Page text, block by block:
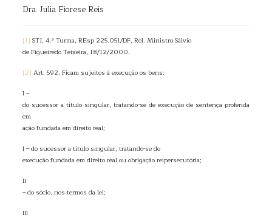
Dra. Julia Fiorese Reis
[1] STJ, 4.ª Turma, REsp 225.051/DF, Rel. Ministro Sálvio
de Figueiredo Teixeira, 18/12/2000.
[2] Art. 592. Ficam sujeitos à execução os bens:
I –
do sucessor a título singular, tratando-se de execução de sentença proferida
em
ação fundada em direito real;
I – do sucessor a título singular, tratando-se de
execução fundada em direito real ou obrigação reipersecutória;
II
– do sócio, nos termos da lei;
III